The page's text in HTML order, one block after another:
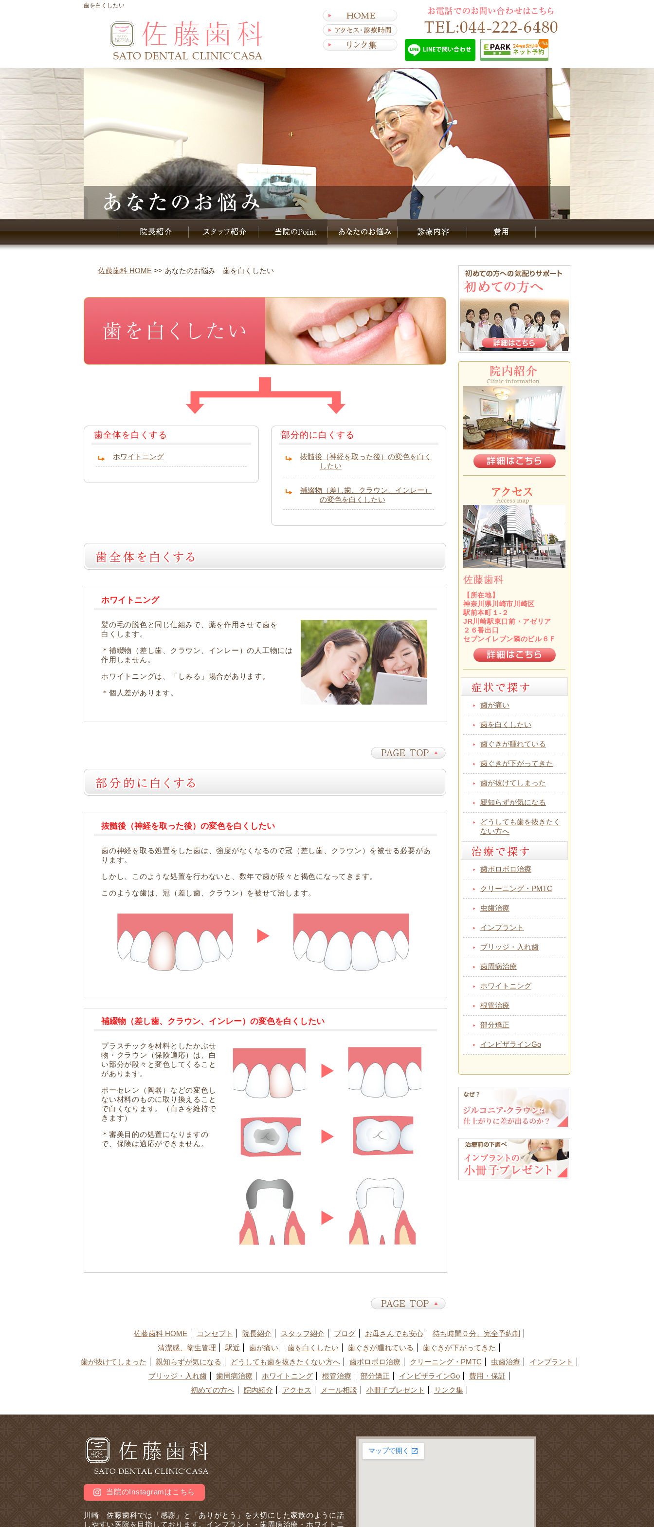
歯を白くしたい
佐藤歯科 HOME >> あなたのお悩み 歯を白くしたい
歯全体を白くする
ホワイトニング
部分的に白くする
抜髄後（神経を取った後）の変色を白く
したい
補綴物（差し歯、クラウン、インレー）
の変色を白くしたい
ホワイトニング
髪の毛の脱色と同じ仕組みで、薬を作用させて歯を
白くします。
＊補綴物（差し歯、クラウン、インレー）の人工物には
作用しません。
ホワイトニングは、「しみる」場合があります。
＊個人差があります。
抜髄後（神経を取った後）の変色を白くしたい
歯の神経を取る処置をした歯は、強度がなくなるので冠（差し歯、クラウン）を被せる必要があ
ります。
しかし、このような処置を行わないと、数年で歯が段々と褐色になってきます。
このような歯は、冠（差し歯、クラウン）を被せて治します。
補綴物（差し歯、クラウン、インレー）の変色を白くしたい
プラスチックを材料としたかぶせ
物・クラウン（保険適応）は、白
い部分が段々と変色してくること
があります。
ポーセレン（陶器）などの変色し
ない材料のものに取り換えること
で白くなります。（白さを維持で
きます）
＊審美目的の処置になりますの
で、保険は適応ができません。
佐藤歯科
【所在地】
神奈川県川崎市川崎区
駅前本町１-２
JR川崎駅東口前・アゼリア
２６番出口
セブンイレブン隣のビル６Ｆ
歯が痛い
歯を白くしたい
歯ぐきが腫れている
歯ぐきが下がってきた
歯が抜けてしまった
親知らずが気になる
どうしても歯を抜きたく
ない方へ
歯ボロボロ治療
クリーニング・PMTC
虫歯治療
インプラント
ブリッジ・入れ歯
歯周病治療
ホワイトニング
根管治療
部分矯正
インビザラインGo
佐藤歯科 HOME コンセプト 院長紹介 スタッフ紹介 ブログ お母さんでも安心
待ち時間０分、完全予約制
清潔感、衛生管理
駅近 歯が痛い 歯を白くしたい 歯ぐきが腫れている
歯ぐきが下がってきた
歯が抜けてしまった
親知らずが気になる どうしても歯を抜きたくない方へ 歯ボロボロ治療 クリーニング・PMTC 虫歯治療
インプラント
ブリッジ・入れ歯
歯周病治療 ホワイトニング 根管治療 部分矯正 インビザラインGo
費用・保証
初めての方へ
院内紹介 アクセス メール相談 小冊子プレゼント リンク集
当院のInstagramはこちら
川崎 佐藤歯科では「感謝」と「ありがとう」を大切にした家族のように話
しやすい医院を目指しております。インプラント・歯周病治療・ホワイトニ